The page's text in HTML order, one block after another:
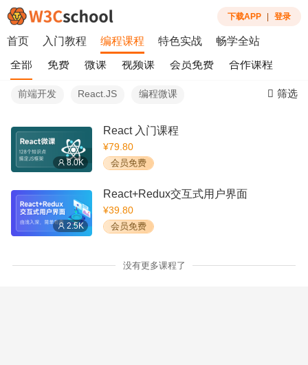
下载APP 登录
首页 入门教程 编程课程 特色实战 畅学全站
全部 免费 微课 视频课 会员免费 合作课程
前端开发 React.JS 编程微课 筛选
8.0K
React 入门课程
¥79.80
会员免费
2.5K
React+Redux交互式用户界面
¥39.80
会员免费
没有更多课程了